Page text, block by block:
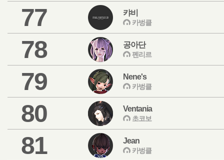
77 캬비
카벙클
78 공아단
펜리르
79 Nene's
카벙클
80 Ventania
초코보
81 Jean
카벙클